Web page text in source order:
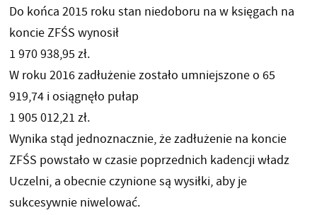
Do końca 2015 roku stan niedoboru na w księgach na
koncie ZFŚS wynosił
1 970 938,95 zł.
W roku 2016 zadłużenie zostało umniejszone o 65
919,74 i osiągnęło pułap
1 905 012,21 zł.
Wynika stąd jednoznacznie, że zadłużenie na koncie
ZFŚS powstało w czasie poprzednich kadencji władz
Uczelni, a obecnie czynione są wysiłki, aby je
sukcesywnie niwelować.